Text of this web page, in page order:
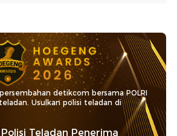
detikcom bersama POLRI
Usulkan polisi teladan di
Teladan Penerima